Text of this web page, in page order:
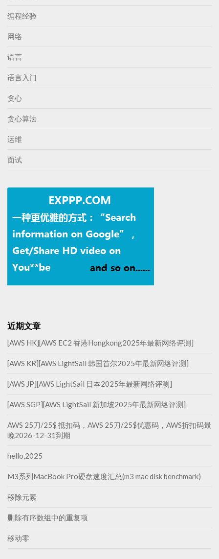
编程经验
网络
语言
语言入门
贪心
贪心算法
运维
面试
近期文章
[AWS HK][AWS EC2 香港Hongkong2025年最新网络评测]
[AWS KR][AWS LightSail 韩国首尔2025年最新网络评测]
[AWS JP][AWS LightSail 日本2025年最新网络评测]
[AWS SGP][AWS LightSail 新加坡2025年最新网络评测]
AWS 25刀/25$ 抵扣码，AWS 25刀/25$优惠码，AWS折扣码最
晚2026-12-31到期
hello,2025
M3系列MacBook Pro硬盘速度汇总(m3 mac disk benchmark)
移除元素
删除有序数组中的重复项
移动零